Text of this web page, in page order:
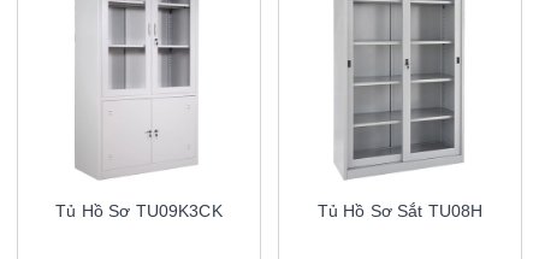
Tủ Hồ Sơ TU09K3CK Tủ Hồ Sơ Sắt TU08H